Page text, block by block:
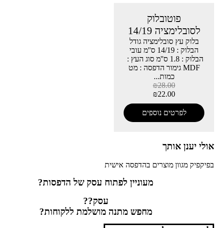
פוטובלוק
לסובלימציה 14/19
בלוק עץ סובלימציה גודל
הבלוק : 14/19 ס''מ עובי
הבלוק : 1.8 ס''מ סוג העץ :
MDF גימור הדפסה : מט
כמות...
₪28.00
₪22.00
לפרטים נוספים
אולי יענן אותך
בפיקפיק מגוון מוצרים בהדפסה אישית
מעוניין לפתוח עסק של הדפסות?
עסק??
מחפש מתנה מושלמת ללקוחות?